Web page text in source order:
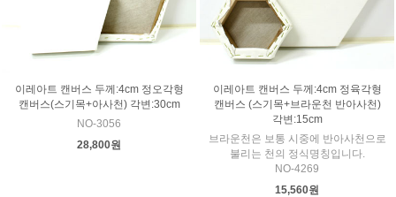
이레아트 캔버스 두께:4cm 정오각형
캔버스(스기목+아사천) 각변:30cm
NO-3056
28,800원
이레아트 캔버스 두께:4cm 정육각형
캔버스 (스기목+브라운천 반아사천)
각변:15cm
브라운천은 보통 시중에 반아사천으로
불리는 천의 정식명칭입니다.
NO-4269
15,560원